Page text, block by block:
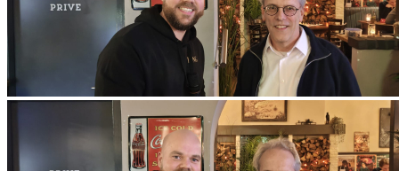
KiNGs Night 7: de 'Grooten' winnen van de kleine
KiNGs Night, het blijft een geweldig toernooi. Al 10 jaar